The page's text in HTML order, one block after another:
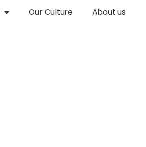
Our Culture About us